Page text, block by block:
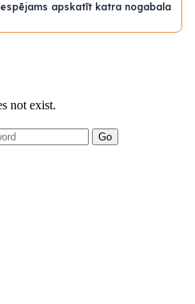
apskatīt katra nogabala